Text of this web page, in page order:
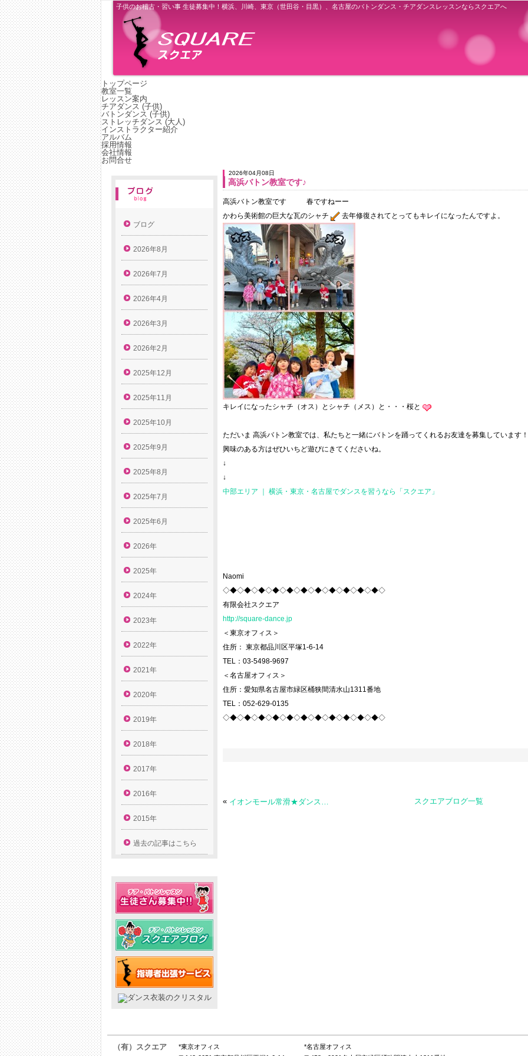
子供のお稽古・習い事 生徒募集中！横浜、川崎、東京（世田谷・目黒）、名古屋のバトンダンス・チアダンスレッスンならスクエアへ
トップページ
教室一覧
レッスン案内
チアダンス (子供)
バトンダンス (子供)
ストレッチダンス (大人)
インストラクター紹介
アルバム
採用情報
会社情報
お問合せ
2026年04月08日
高浜バトン教室です♪
高浜バトン教室です
春ですねーー
かわら美術館の巨大な瓦のシャチ
去年修復されてとってもキレイになったんですよ。
キレイになったシャチ（オス）とシャチ（メス）と・・・桜と
ただいま 高浜バトン教室では、私たちと一緒にバトンを踊ってくれるお友達を募集しています！
興味のある方はぜひいちど遊びにきてくださいね。
↓
↓
中部エリア ｜ 横浜・東京・名古屋でダンスを習うなら「スクエア」
Naomi
◇◆◇◆◇◆◇◆◇◆◇◆◇◆◇◆◇◆◇◆◇◆◇
有限会社スクエア
http://square-dance.jp
＜東京オフィス＞
住所： 東京都品川区平塚1-6-14
TEL：03-5498-9697
＜名古屋オフィス＞
住所：愛知県名古屋市緑区桶狭間清水山1311番地
TEL：052-629-0135
◇◆◇◆◇◆◇◆◇◆◇◆◇◆◇◆◇◆◇◆◇◆◇
« イオンモール常滑★ダンスイベント参加♪ スクエアブログ一覧
ブログ
2026年8月
2026年7月
2026年4月
2026年3月
2026年2月
2025年12月
2025年11月
2025年10月
2025年9月
2025年8月
2025年7月
2025年6月
2026年
2025年
2024年
2023年
2022年
2021年
2020年
2019年
2018年
2017年
2016年
2015年
過去の記事はこちら
（有）スクエア
*東京オフィス
*名古屋オフィス